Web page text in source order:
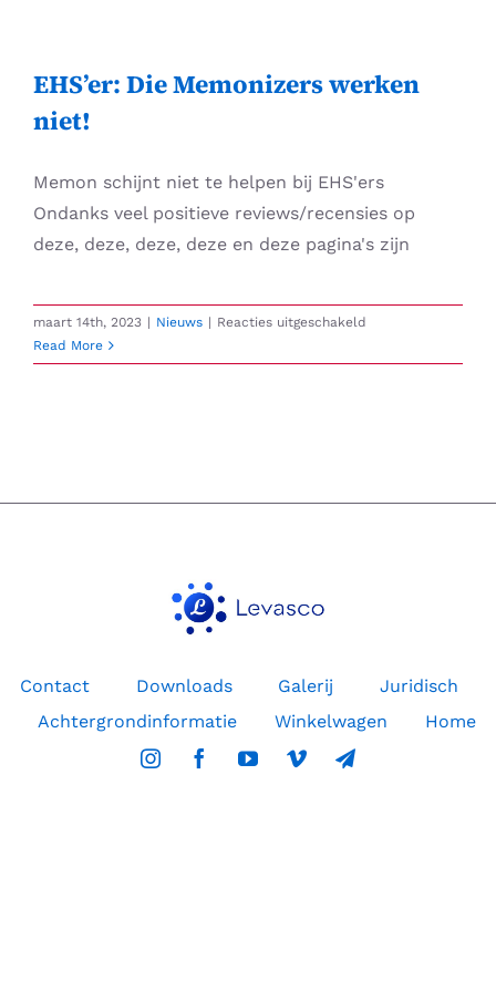
contentEHS’er: Die Memonizers werken
niet!
Memon schijnt niet te helpen bij EHS'ers
Ondanks veel positieve reviews/recensies op
deze, deze, deze, deze en deze pagina's zijn
maart 14th, 2023 | Nieuws | Reacties uitgeschakeld
Die
Read More
Contact Downloads Galerij
Juridisch
Achtergrondinformatie
Winkelwagen Home